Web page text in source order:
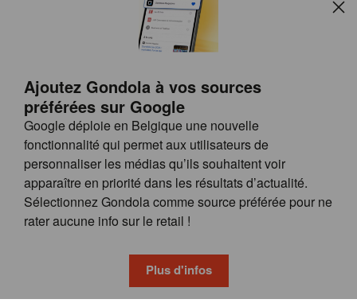
Ajoutez Gondola à vos sources
préférées sur Google
Google déploie en Belgique une nouvelle
fonctionnalité qui permet aux utilisateurs de
personnaliser les médias qu’ils souhaitent voir
apparaître en priorité dans les résultats d’actualité.
Sélectionnez Gondola comme source préférée pour ne
rater aucune info sur le retail !
Plus d'infos
Follow us on
© GONDOLA GROUP
FAQ
CONDITIONS GÉNÉRALES
PRIVACY & COOKIE POLICY
wieni